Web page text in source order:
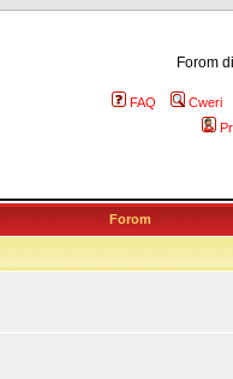
Forom
FAQ
Cweri
Forom